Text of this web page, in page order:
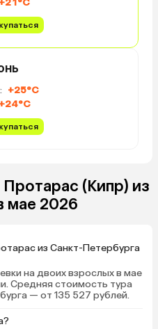
+25°C
+24°C
(Кипр) из
мае 2026
из Санкт-Петербурга
на двоих взрослых в мае
Средняя стоимость тура
— от 135 527 рублей.